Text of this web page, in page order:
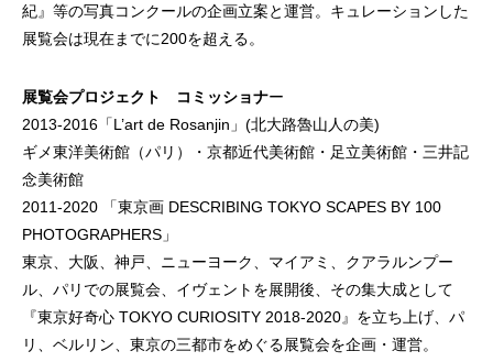
紀』等の写真コンクールの企画立案と運営。キュレーションした
展覧会は現在までに200を超える。
展覧会プロジェクト コミッショナー
2013-2016「L’art de Rosanjin」(北大路魯山人の美)
ギメ東洋美術館（パリ）・京都近代美術館・足立美術館・三井記
念美術館
2011-2020 「東京画 DESCRIBING TOKYO SCAPES BY 100
PHOTOGRAPHERS」
東京、大阪、神戸、ニューヨーク、マイアミ、クアラルンプー
ル、パリでの展覧会、イヴェントを展開後、その集大成として
『東京好奇心 TOKYO CURIOSITY 2018-2020』を立ち上げ、パ
リ、ベルリン、東京の三都市をめぐる展覧会を企画・運営。